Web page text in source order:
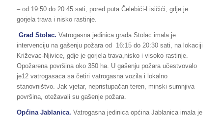
– od 19:50 do 20:45 sati, pored puta Čelebići-Lisičići, gdje je
gorjela trava i nisko rastinje.
Grad Stolac. Vatrogasna jedinica grada Stolac imala je
intervenciju na gašenju požara od 16:15 do 20:30 sati, na lokaciji
Križevac-Njivice, gdje je gorjela trava,nisko i visoko rastinje.
Opožarena površina oko 350 ha. U gašenju požara učestvovalo
je12 vatrogasaca sa četiri vatrogasna vozila i lokalno
stanovništvo. Jak vjetar, nepristupačan teren, minski sumnjiva
površina, otežavali su gašenje požara.
Općina Jablanica. Vatrogasna jedinica općina Jablanica imala je